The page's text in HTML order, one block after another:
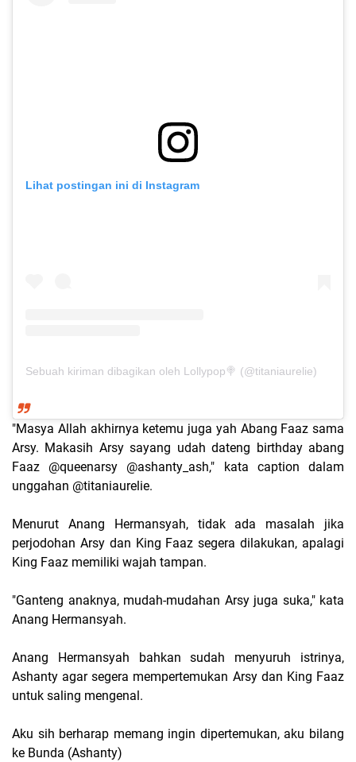
Lihat postingan ini di Instagram
Sebuah kiriman dibagikan oleh Lollypop🍭 (@titaniaurelie)
"Masya Allah akhirnya ketemu juga yah Abang Faaz sama
Arsy. Makasih Arsy sayang udah dateng birthday abang
Faaz @queenarsy @ashanty_ash," kata caption dalam
unggahan @titaniaurelie.
Menurut Anang Hermansyah, tidak ada masalah jika
perjodohan Arsy dan King Faaz segera dilakukan, apalagi
King Faaz memiliki wajah tampan.
"Ganteng anaknya, mudah-mudahan Arsy juga suka," kata
Anang Hermansyah.
Anang Hermansyah bahkan sudah menyuruh istrinya,
Ashanty agar segera mempertemukan Arsy dan King Faaz
untuk saling mengenal.
Aku sih berharap memang ingin dipertemukan, aku bilang
ke Bunda (Ashanty)